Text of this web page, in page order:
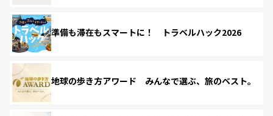
準備も滞在もスマートに！ トラベルハック2026
地球の歩き方アワード みんなで選ぶ、旅のベスト。